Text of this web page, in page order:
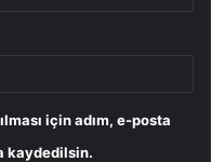
için adım, e-posta
kaydedilsin.